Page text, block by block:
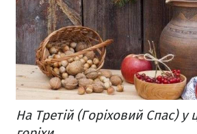
На Третій (Горіховий Спас) у